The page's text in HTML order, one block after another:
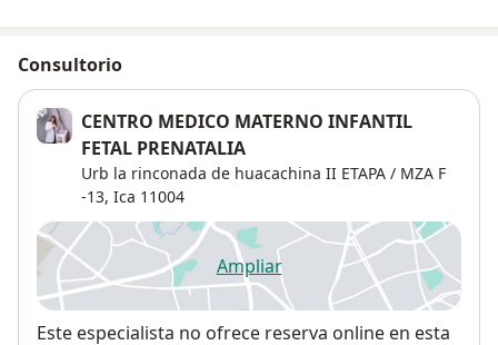
Consultorio
CENTRO MEDICO MATERNO INFANTIL
FETAL PRENATALIA
Urb la rinconada de huacachina II ETAPA / MZA F
-13, Ica 11004
Ampliarse abre en una nueva
Disponibilidad
Este especialista no ofrece reserva online en esta